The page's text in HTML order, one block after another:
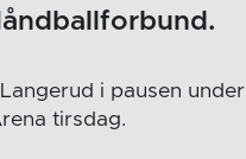
i pausen under
tirsdag.